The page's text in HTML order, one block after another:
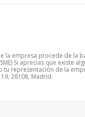
la empresa procede de la
Si aprecias que existe
tu representación de la
28108, Madrid.